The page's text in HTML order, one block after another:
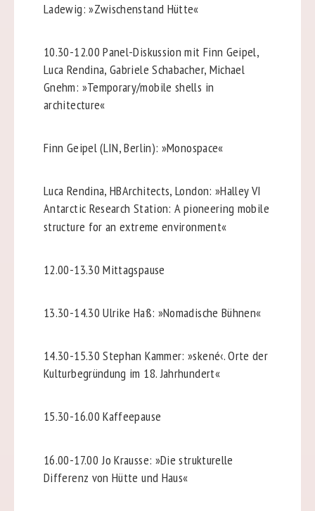
Ladewig: »Zwischenstand Hütte«
10.30-12.00 Panel-Diskussion mit Finn Geipel,
Luca Rendina, Gabriele Schabacher, Michael
Gnehm: »Temporary/mobile shells in
architecture«
Finn Geipel (LIN, Berlin): »Monospace«
Luca Rendina, HBArchitects, London: »Halley VI
Antarctic Research Station: A pioneering mobile
structure for an extreme environment«
12.00-13.30 Mittagspause
13.30-14.30 Ulrike Haß: »Nomadische Bühnen«
14.30-15.30 Stephan Kammer: »skené‹. Orte der
Kulturbegründung im 18. Jahrhundert«
15.30-16.00 Kaffeepause
16.00-17.00 Jo Krausse: »Die strukturelle
Differenz von Hütte und Haus«